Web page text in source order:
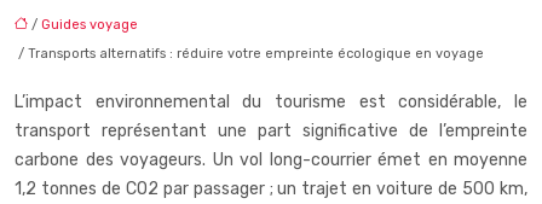
/ Guides voyage
/ Transports alternatifs : réduire votre empreinte écologique en voyage
L’impact environnemental du tourisme est considérable, le
transport représentant une part significative de l’empreinte
carbone des voyageurs. Un vol long-courrier émet en moyenne
1,2 tonnes de CO2 par passager ; un trajet en voiture de 500 km,